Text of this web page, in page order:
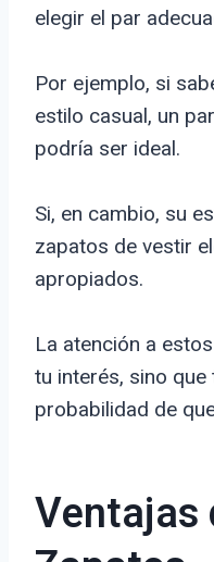
elegir el par
Por ejemplo, si
estilo casual, un
podría ser ideal.
Si, en cambio, su
zapatos de vestir
apropiados.
La atención a
tu interés, sino
probabilidad de
Ventajas